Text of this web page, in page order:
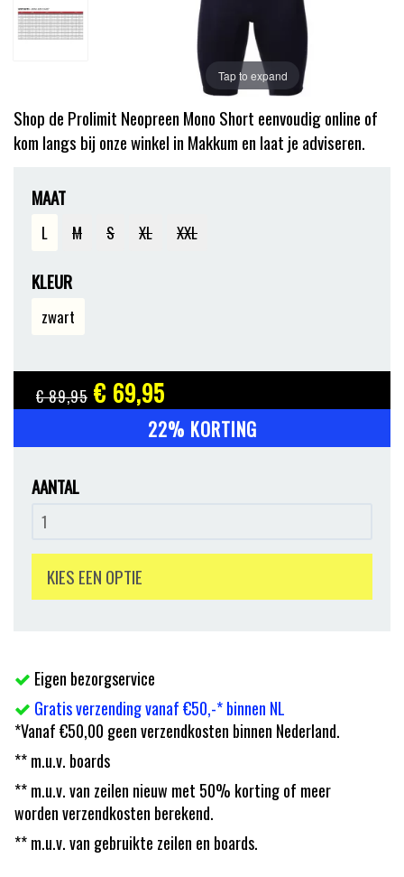
Tap to expand
Shop de ​Prolimit Neopreen Mono Short eenvoudig online of
kom langs bij onze winkel in Makkum en laat je adviseren.
MAAT
L M S XL XXL
KLEUR
zwart
€ 89,95 € 69,95
22% KORTING
AANTAL
KIES EEN OPTIE
Eigen bezorgservice
Gratis verzending vanaf €50,-* binnen NL
*Vanaf €50,00 geen verzendkosten binnen Nederland.
** m.u.v. boards
** m.u.v. van zeilen nieuw met 50% korting of meer
worden verzendkosten berekend.
** m.u.v. van gebruikte zeilen en boards.